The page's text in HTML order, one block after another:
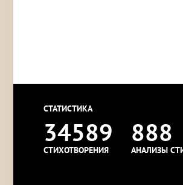
СТАТИСТИКА
34589
СТИХОТВОРЕНИЯ
888
АНАЛИЗЫ